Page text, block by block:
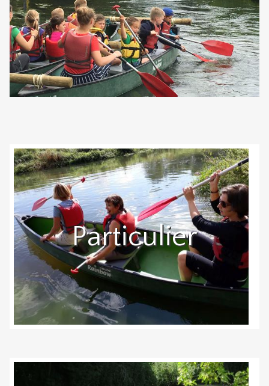
Particulier